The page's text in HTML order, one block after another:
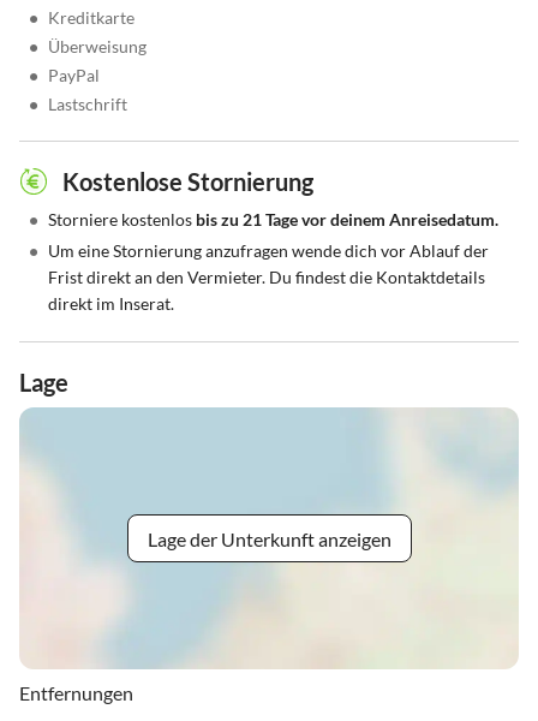
• Kreditkarte
• Überweisung
• PayPal
• Lastschrift
Kostenlose Stornierung
• Storniere kostenlos bis zu 21 Tage vor deinem Anreisedatum.
• Um eine Stornierung anzufragen wende dich vor Ablauf der
Frist direkt an den Vermieter. Du findest die Kontaktdetails
direkt im Inserat.
Lage
Lage der Unterkunft anzeigen
Entfernungen